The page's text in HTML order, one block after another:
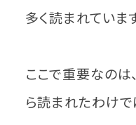
多く読まれていま
ここで重要なのは
ら読まれたわけで